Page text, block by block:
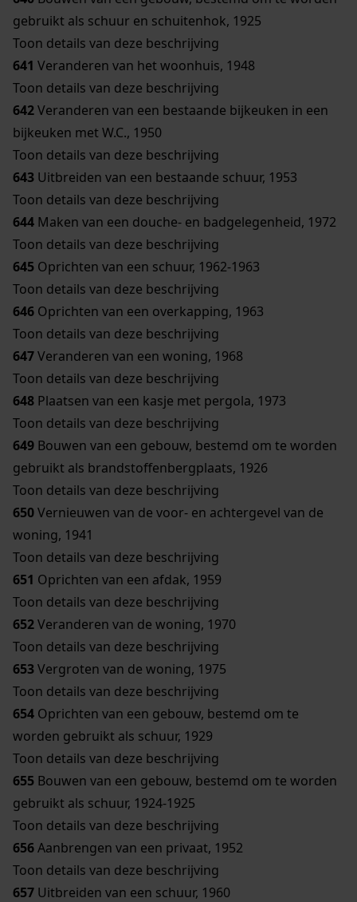
gebruikt als schuur en schuitenhok, 1925
Toon details van deze beschrijving
641 Veranderen van het woonhuis, 1948
Toon details van deze beschrijving
642Veranderen van een bestaande bijkeuken in een
bijkeuken met W.C., 1950
Toon details van deze beschrijving
643 Uitbreiden van een bestaande schuur, 1953
Toon details van deze beschrijving
644 Maken van een douche- en badgelegenheid, 1972
Toon details van deze beschrijving
645 Oprichten van een schuur, 1962-1963
Toon details van deze beschrijving
646 Oprichten van een overkapping, 1963
Toon details van deze beschrijving
647Veranderen van een woning, 1968
Toon details van deze beschrijving
648 Plaatsen van een kasje met pergola, 1973
Toon details van deze beschrijving
649 Bouwen van een gebouw, bestemd om te worden
gebruikt als brandstoffenbergplaats, 1926
Toon details van deze beschrijving
650Vernieuwen van de voor- en achtergevel van de
woning, 1941
Toon details van deze beschrijving
651 Oprichten van een afdak, 1959
Toon details van deze beschrijving
652Veranderen van de woning, 1970
Toon details van deze beschrijving
653Vergroten van de woning, 1975
Toon details van deze beschrijving
654 Oprichten van een gebouw, bestemd om te
worden gebruikt als schuur, 1929
Toon details van deze beschrijving
655 Bouwen van een gebouw, bestemd om te worden
gebruikt als schuur, 1924-1925
Toon details van deze beschrijving
656Aanbrengen van een privaat, 1952
Toon details van deze beschrijving
657 Uitbreiden van een schuur, 1960